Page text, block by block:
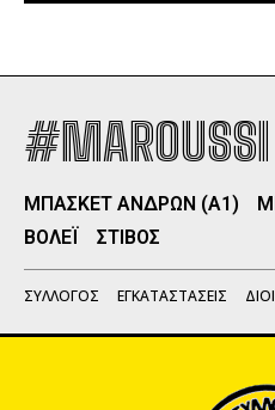
ΜΠΑΣΚΕΤ ΑΝΔΡΩΝ (Α1)
ΒΟΛΕΪ
ΣΤΙΒΟΣ
ΣΥΛΛΟΓΟΣ ΕΓΚΑΤΑΣΤΑΣΕΙΣ